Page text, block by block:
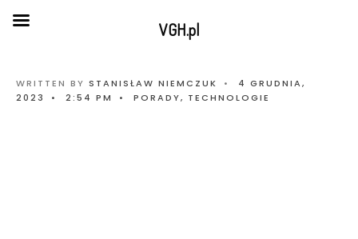
WRITTEN BY STANISŁAW NIEMCZUK •
4 GRUDNIA,
2023
• 2:54 PM • PORADY, TECHNOLOGIE
VGH.pl